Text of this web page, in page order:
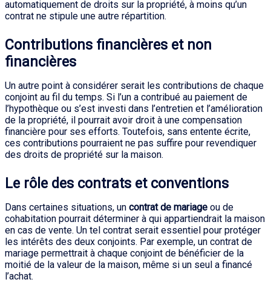
automatiquement de droits sur la propriété, à moins qu’un
contrat ne stipule une autre répartition.
Contributions financières et non
financières
Un autre point à considérer serait les contributions de chaque
conjoint au fil du temps. Si l’un a contribué au paiement de
l’hypothèque ou s’est investi dans l’entretien et l’amélioration
de la propriété, il pourrait avoir droit à une compensation
financière pour ses efforts. Toutefois, sans entente écrite,
ces contributions pourraient ne pas suffire pour revendiquer
des droits de propriété sur la maison.
Le rôle des contrats et conventions
Dans certaines situations, un contrat de mariage ou de
cohabitation pourrait déterminer à qui appartiendrait la maison
en cas de vente. Un tel contrat serait essentiel pour protéger
les intérêts des deux conjoints. Par exemple, un contrat de
mariage permettrait à chaque conjoint de bénéficier de la
moitié de la valeur de la maison, même si un seul a financé
l’achat.